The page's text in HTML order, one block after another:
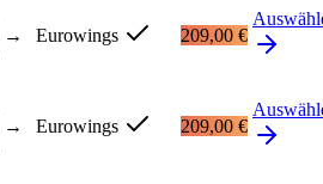
→
Eurowings 209,00 €
→
Eurowings 209,00 €